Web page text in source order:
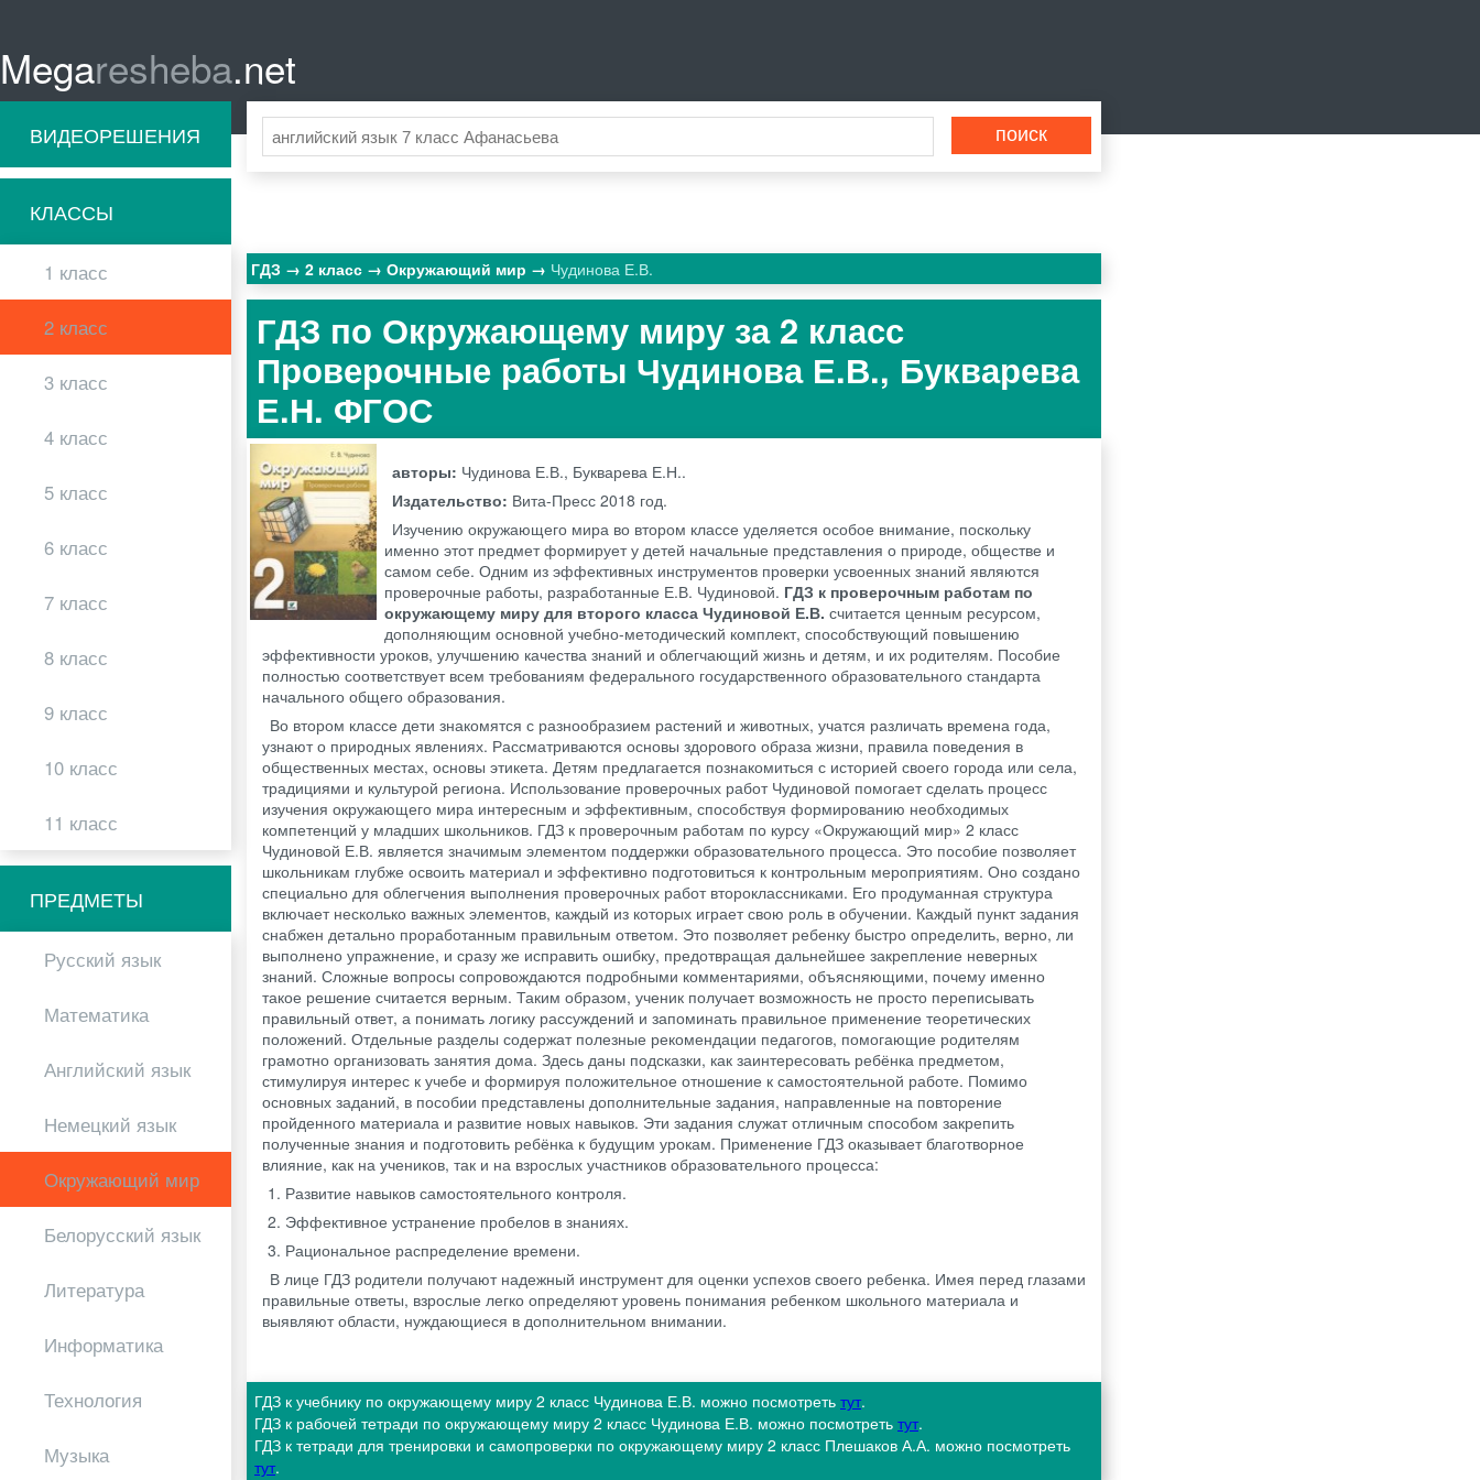
Megaresheba.net
ВИДЕОРЕШЕНИЯ
КЛАССЫ
1 класс
2 класс
3 класс
4 класс
5 класс
6 класс
7 класс
8 класс
9 класс
10 класс
11 класс
ПРЕДМЕТЫ
Русский язык
Математика
Английский язык
Немецкий язык
Окружающий мир
Белорусский язык
Литература
Информатика
Технология
Музыка
ГДЗ 2 класс Окружающий мир Чудинова Е.В.
ГДЗ по Окружающему миру за 2 класс
Проверочные работы Чудинова Е.В., Букварева
Е.Н. ФГОС
авторы: Чудинова Е.В., Букварева Е.Н..
Издательство: Вита-Пресс 2018 год.
Изучению окружающего мира во втором классе уделяется особое внимание, поскольку
именно этот предмет формирует у детей начальные представления о природе, обществе и
самом себе. Одним из эффективных инструментов проверки усвоенных знаний являются
проверочные работы, разработанные Е.В. Чудиновой. ГДЗ к проверочным работам по
окружающему миру для второго класса Чудиновой Е.В.считается ценным ресурсом,
дополняющим основной учебно-методический комплект, способствующий повышению
эффективности уроков, улучшению качества знаний и облегчающий жизнь и детям, и их родителям. Пособие
полностью соответствует всем требованиям федерального государственного образовательного стандарта
начального общего образования.
Во втором классе дети знакомятся с разнообразием растений и животных, учатся различать времена года,
узнают о природных явлениях. Рассматриваются основы здорового образа жизни, правила поведения в
общественных местах, основы этикета. Детям предлагается познакомиться с историей своего города или села,
традициями и культурой региона. Использование проверочных работ Чудиновой помогает сделать процесс
изучения окружающего мира интересным и эффективным, способствуя формированию необходимых
компетенций у младших школьников. ГДЗ к проверочным работам по курсу «Окружающий мир» 2 класс
Чудиновой Е.В. является значимым элементом поддержки образовательного процесса. Это пособие позволяет
школьникам глубже освоить материал и эффективно подготовиться к контрольным мероприятиям. Оно создано
специально для облегчения выполнения проверочных работ второклассниками. Его продуманная структура
включает несколько важных элементов, каждый из которых играет свою роль в обучении. Каждый пункт задания
снабжен детально проработанным правильным ответом. Это позволяет ребенку быстро определить, верно, ли
выполнено упражнение, и сразу же исправить ошибку, предотвращая дальнейшее закрепление неверных
знаний. Сложные вопросы сопровождаются подробными комментариями, объясняющими, почему именно
такое решение считается верным. Таким образом, ученик получает возможность не просто переписывать
правильный ответ, а понимать логику рассуждений и запоминать правильное применение теоретических
положений. Отдельные разделы содержат полезные рекомендации педагогов, помогающие родителям
грамотно организовать занятия дома. Здесь даны подсказки, как заинтересовать ребёнка предметом,
стимулируя интерес к учебе и формируя положительное отношение к самостоятельной работе. Помимо
основных заданий, в пособии представлены дополнительные задания, направленные на повторение
пройденного материала и развитие новых навыков. Эти задания служат отличным способом закрепить
полученные знания и подготовить ребёнка к будущим урокам. Применение ГДЗ оказывает благотворное
влияние, как на учеников, так и на взрослых участников образовательного процесса:
Развитие навыков самостоятельного контроля.
Эффективное устранение пробелов в знаниях.
Рациональное распределение времени.
В лице ГДЗ родители получают надежный инструмент для оценки успехов своего ребенка. Имея перед глазами
правильные ответы, взрослые легко определяют уровень понимания ребенком школьного материала и
выявляют области, нуждающиеся в дополнительном внимании.
ГДЗ к учебнику по окружающему миру 2 класс Чудинова Е.В. можно посмотреть тут.
ГДЗ к рабочей тетради по окружающему миру 2 класс Чудинова Е.В. можно посмотреть тут.
ГДЗ к тетради для тренировки и самопроверки по окружающему миру 2 класс Плешаков А.А. можно посмотреть
тут.